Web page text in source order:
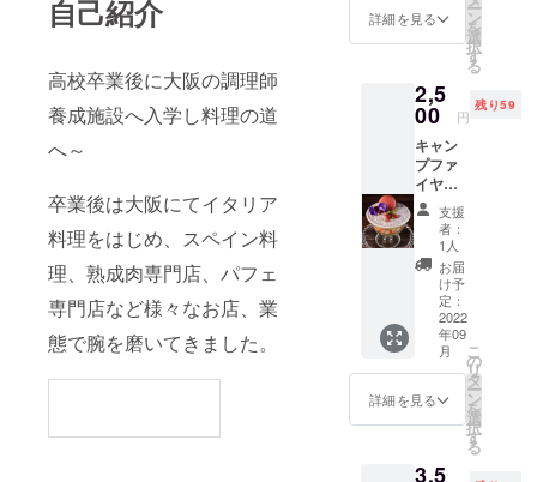
自己紹介
高校卒業後に大阪の調理師
養成施設へ入学し料理の道
へ～
卒業後は大阪にてイタリア
料理をはじめ、スペイン料
理、熟成肉専門店、パフェ
専門店など様々なお店、業
態で腕を磨いてきました。
料等の
食品表
示はお
品のラ
ベルに
表記さ
れま
す。 ・
名称：
抹茶テ
リーヌ
・内
容：2
カット
・保存
方法：
冷蔵庫
内で保
存 ・消
費期
・主原
詳細を見る ー
ン
を
選
択
す
る
2,5
00 円
残り59
キャン
プファ
イヤー
支援者
様限定
フェ！
capucin
eオリジ
ナルパ
フェを
食べれ
るチ
ケット
をお送
りいた
す。 ・
支援
者：
1人
お届
け予
定：
2022
年09
月
詳細を見る
こ
の
リ
タ
ー
ン
を
選
択
す
る
3,5